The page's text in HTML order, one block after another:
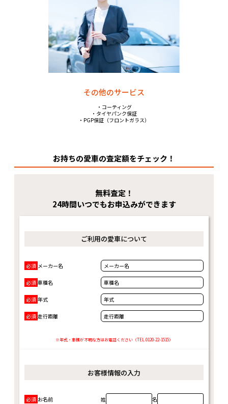
その他のサービス
・コーティング
・タイヤパンク保証
・PGP保証（フロントガラス）
お持ちの愛車の査定額をチェック！
無料査定！
24時間いつでもお申込みができます
ご利用の愛車について
必須 メーカー名 メーカー名
必須 車種名 車種名
必須 年式 年式
必須 走行距離 走行距離
※年式・車種が不明な方はお電話ください（TEL.0120-22-1515）
お客様情報の入力
必須 お名前 姓 名